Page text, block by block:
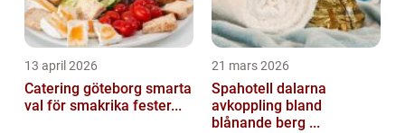
13 april 2026
Catering göteborg smarta
val för smakrika fester...
21 mars 2026
Spahotell dalarna
avkoppling bland
blånande berg ...